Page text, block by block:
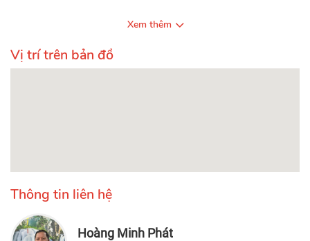
Xem thêm
Vị trí trên bản đồ
Thông tin liên hệ
Hoàng Minh Phát